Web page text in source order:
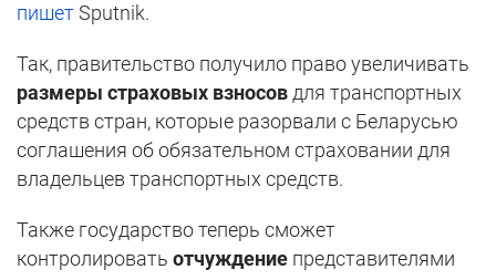
пишетSputnik.
Так, правительство получило право увеличивать
размеры страховых взносовдля транспортных
средств стран, которые разорвали с Беларусью
соглашения об обязательном страховании для
владельцев транспортных средств.
Также государство теперь сможет
контролировать отчуждение представителями